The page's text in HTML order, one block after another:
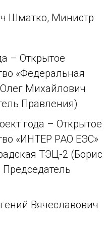
Шматко, Министр
– Открытое
«Федеральная
Михайлович
Правления)
года – Открытое
«ИНТЕР РАО ЕЭС»
ТЭЦ-2 (Борис
Вячеславович